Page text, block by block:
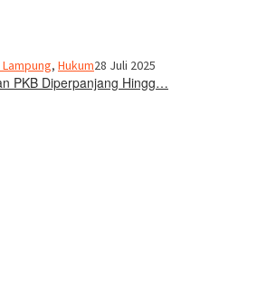
, Hukum28 Juli 2025
PKB Diperpanjang Hingg…